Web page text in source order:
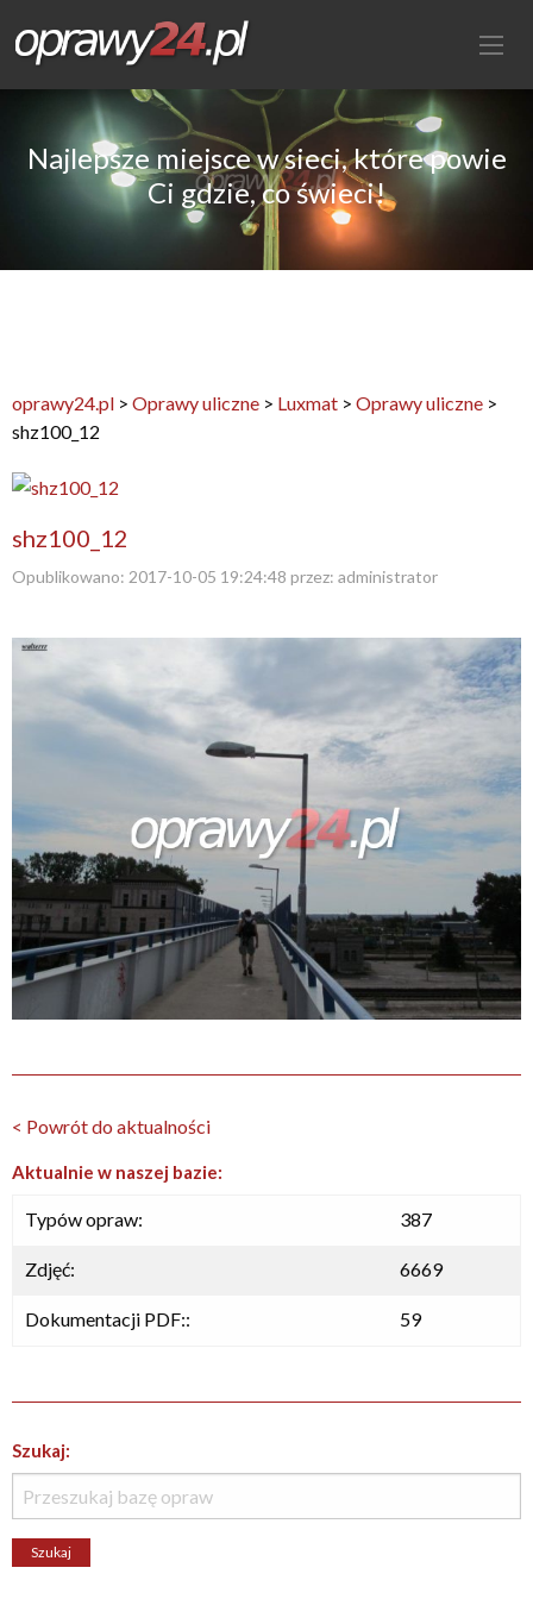
Najlepsze miejsce w sieci, które powie
Ci gdzie, co świeci!
oprawy24.pl > Oprawy uliczne > Luxmat > Oprawy uliczne >
shz100_12
shz100_12
Opublikowano: 2017-10-05 19:24:48 przez: administrator
< Powrót do aktualności
Aktualnie w naszej bazie:
Typów opraw: 387
Zdjęć: 6669
Dokumentacji PDF:: 59
Szukaj: